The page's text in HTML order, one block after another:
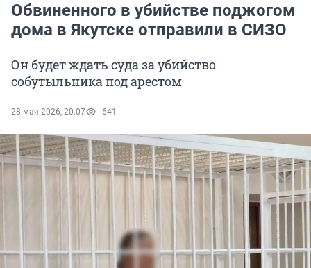
Обвиненного в убийстве поджогом
дома в Якутске отправили в СИЗО
Он будет ждать суда за убийство
собутыльника под арестом
28 мая 2026, 20:07 641